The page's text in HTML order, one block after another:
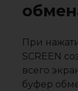
При
SCREEN
всего
буфер